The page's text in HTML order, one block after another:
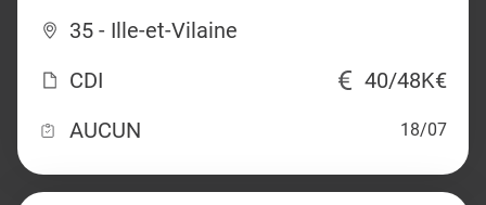
35 - Ille-et-Vilaine
CDI
40/48K€
AUCUN
18/07